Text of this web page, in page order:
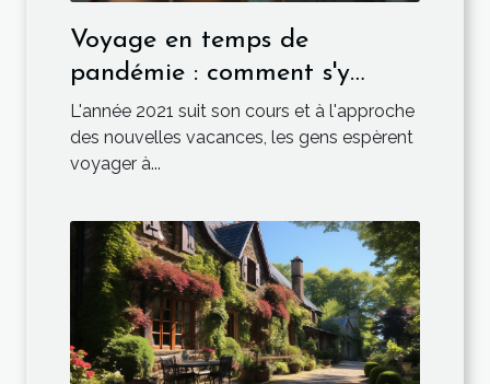
Voyage en temps de
pandémie : comment s'y
prendre ?
L'année 2021 suit son cours et à l'approche
des nouvelles vacances, les gens espèrent
voyager à...